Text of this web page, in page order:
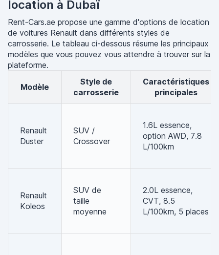
location à Dubaï
Rent-Cars.ae propose une gamme d'options de location
de voitures Renault dans différents styles de
carrosserie. Le tableau ci-dessous résume les principaux
modèles que vous pouvez vous attendre à trouver sur la
plateforme.
Modèle
Style de
carrosserie
Caractéristiques
principales
Renault
Duster
SUV /
Crossover
1.6L essence,
option AWD, 7.8
L/100km
Renault
Koleos
SUV de
taille
moyenne
2.0L essence,
CVT, 8.5
L/100km, 5 places